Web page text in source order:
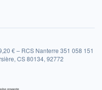
€ – RCS Nanterre 351 058 151
CS 80134, 92772